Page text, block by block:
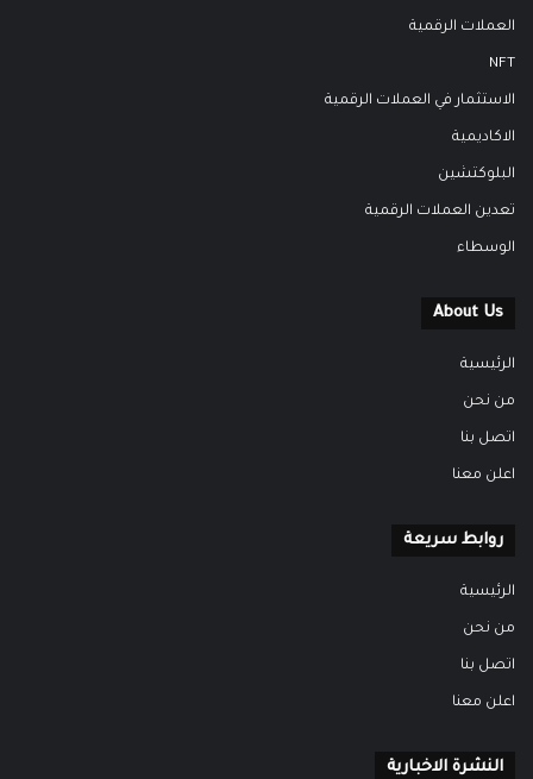
العملات الرقمية
NFT
الاستثمار في العملات الرقمية
الاكاديمية
البلوكتشين
تعدين العملات الرقمية
الوسطاء
About Us
الرئيسية
من نحن
اتصل بنا
اعلن معنا
روابط سريعة
الرئيسية
من نحن
اتصل بنا
اعلن معنا
النشرة الاخبارية